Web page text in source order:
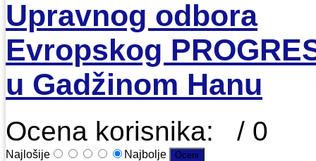
Upravnog odbora
Evropskog
u Gadžinom Hanu
Ocena korisnika: / 0
Najlošije Najbolje